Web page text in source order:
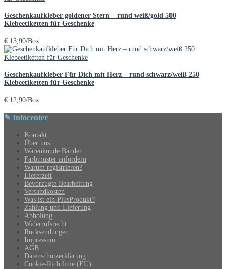
Geschenkaufkleber goldener Stern – rund weiß/gold 500
Klebeetiketten für Geschenke
€ 13,90/Box
Geschenkaufkleber Für Dich mit Herz – rund schwarz/weiß 250
Klebeetiketten für Geschenke
€ 12,90/Box
✎ Infocenter
Kontakt
Über uns
Warenkunde Bänder
Farbmuster anfordern
Warum registrieren?
Lieferzeit
Bevorzugte Bearbeitung
Versandkosten
Was ist ein PlusProdukt?
Zahlung und Lieferung
Abholung
Widerrufsrecht
Rücksendungen
Impressum
AGB
Datenschutzerklärung
Cookie-Richtlinie (EU)